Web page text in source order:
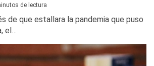
de lectura
de que estallara la pandemia que puso
el…